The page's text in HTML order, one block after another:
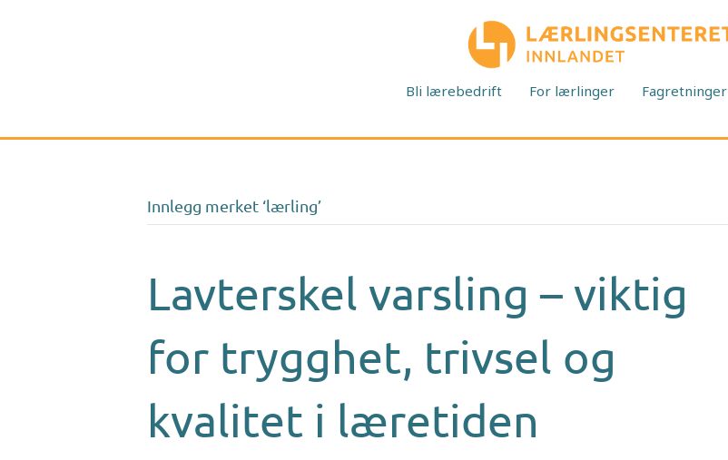
Bli lærebedrift For lærlinger Fagretninger
Innlegg merket ‘lærling’
Lavterskel varsling – viktig
for trygghet, trivsel og
kvalitet i læretiden